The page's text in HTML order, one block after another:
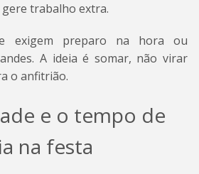
trabalho extra.
exigem preparo na hora ou
A ideia é somar, não virar
o anfitrião.
e o tempo de
na festa